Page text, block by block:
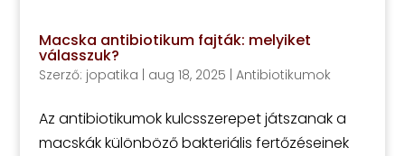
Macska antibiotikum fajták: melyiket
válasszuk?
Szerző: jopatika aug 18, 2025 Antibiotikumok
Az antibiotikumok kulcsszerepet játszanak a
macskák különböző bakteriális fertőzéseinek